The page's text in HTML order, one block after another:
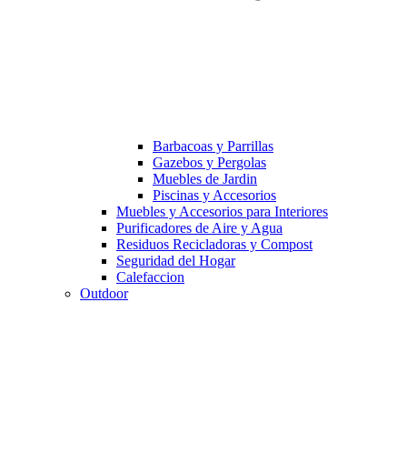
Barbacoas y Parrillas
Gazebos y Pergolas
Muebles de Jardin
Piscinas y Accesorios
Muebles y Accesorios para Interiores
Purificadores de Aire y Agua
Residuos Recicladoras y Compost
Seguridad del Hogar
Calefaccion
Outdoor